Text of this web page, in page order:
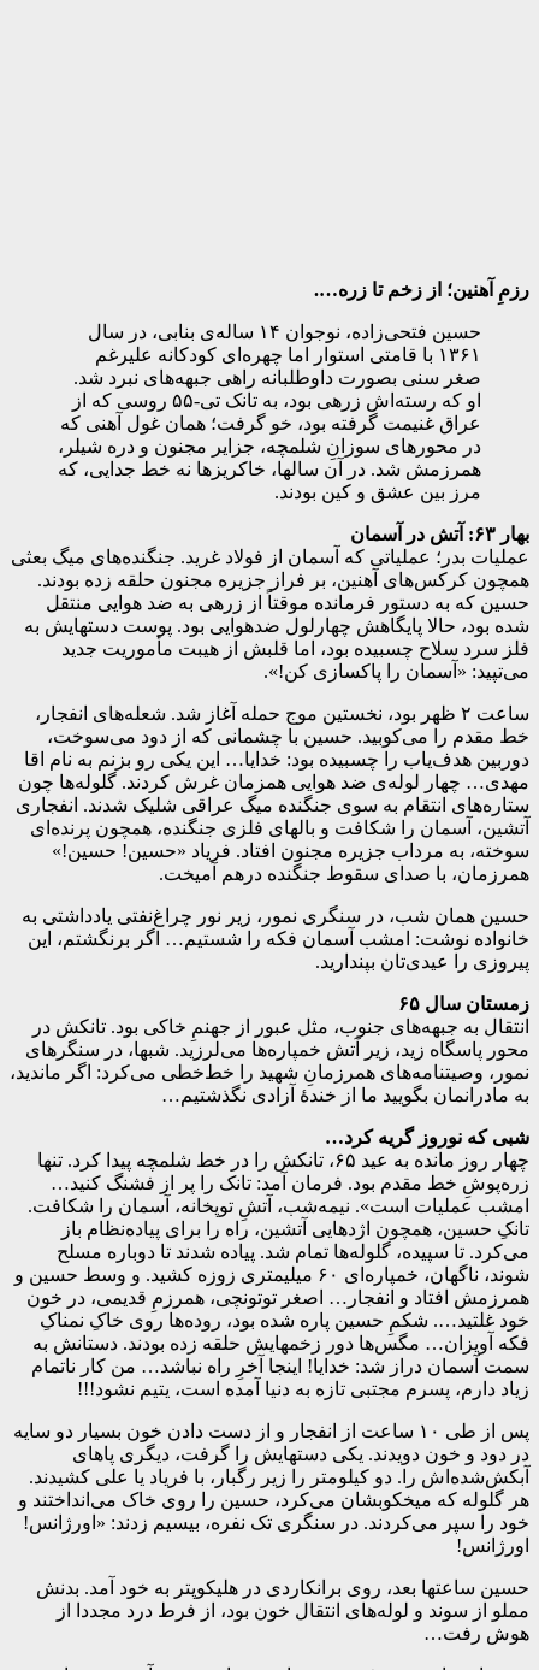
رزمِ آهنین؛ از زخم تا زره….
حسین فتحی‌زاده، نوجوان ۱۴ ساله‌ی بنابی، در سال
۱۳۶۱ با قامتی استوار اما چهره‌ای کودکانه علیرغم
صغر سنی بصورت داوطلبانه راهی جبهه‌های نبرد شد.
او که رسته‌اش زرهی بود، به تانک تی-۵۵ روسی که از
عراق غنیمت گرفته بود، خو گرفت؛ همان غول آهنی که
در محورهای سوزانِ شلمچه، جزایر مجنون و دره شیلر،
همرزمش شد. در آن سالها، خاکریزها نه خط جدایی، که
مرز بین عشق و کین بودند.
بهار ۶۳: آتش در آسمان
عملیات بدر؛ عملیاتی که آسمان از فولاد غرید. جنگنده‌های میگ بعثی
همچون کرکس‌های آهنین، بر فراز جزیره مجنون حلقه زده بودند.
حسین که به دستور فرمانده موقتاً از زرهی به ضد هوایی منتقل
شده بود، حالا پایگاهش چهارلول ضدهوایی بود. پوست دستهایش به
فلز سرد سلاح چسبیده بود، اما قلبش از هیبت مأموریت جدید
می‌تپید: «آسمان را پاکسازی کن!».
ساعت ۲ ظهر بود، نخستین موج حمله آغاز شد. شعله‌های انفجار،
خط مقدم را می‌کوبید. حسین با چشمانی که از دود می‌سوخت،
دوربین هدف‌یاب را چسبیده بود: خدایا… این یکی رو بزنم به نام اقا
مهدی… چهار لوله‌ی ضد هوایی همزمان غرش کردند. گلوله‌ها چون
ستاره‌های انتقام به سوی جنگنده میگ عراقی شلیک شدند. انفجاری
آتشین، آسمان را شکافت و بالهای فلزی جنگنده، همچون پرنده‌ای
سوخته، به مرداب جزیره مجنون افتاد. فریاد «حسین! حسین!»
همرزمان، با صدای سقوط جنگنده درهم آمیخت.
حسین همان شب، در سنگری نمور، زیر نور چراغ‌نفتی یادداشتی به
خانواده نوشت: امشب آسمان فکه را شستیم… اگر برنگشتم، این
پیروزی را عیدی‌تان بپندارید.
زمستان سال ۶۵
انتقال به جبهه‌های جنوب، مثل عبور از جهنمِ خاکی بود. تانکش در
محور پاسگاه زید، زیر آتش خمپاره‌ها می‌لرزید. شبها، در سنگرهای
نمور، وصیتنامه‌های همرزمانِ شهید را خط‌خطی می‌کرد: اگر ماندید،
به مادرانمان بگویید ما از خندهٔ آزادی نگذشتیم…
شبی که نوروز گریه کرد…
چهار روز مانده به عید ۶۵، تانکش را در خط شلمچه پیدا کرد. تنها
زره‌پوشِ خط مقدم بود. فرمان آمد: تانک را پر از فشنگ کنید…
امشب عملیات است». نیمه‌شب، آتشِ توپخانه، آسمان را شکافت.
تانکِ حسین، همچون اژدهایی آتشین، راه را برای پیاده‌نظام باز
می‌کرد. تا سپیده، گلوله‌ها تمام شد. پیاده شدند تا دوباره مسلح
شوند، ناگهان، خمپاره‌ای ۶۰ میلیمتری زوزه کشید. و وسط حسین و
همرزمش افتاد و انفجار… اصغر توتونچی، همرزمِ قدیمی، در خون
خود غلتید…. شکمِ حسین پاره شده بود، روده‌ها روی خاکِ نمناکِ
فکه آویزان… مگس‌ها دور زخمهایش حلقه زده بودند. دستانش به
سمت آسمان دراز شد: خدایا! اینجا آخرِ راه نباشد… من کار ناتمام
زیاد دارم، پسرم مجتبی تازه به دنیا آمده است، یتیم نشود!!!
پس از طی ۱۰ ساعت از انفجار و از دست دادن خون بسیار دو سایه
در دود و خون دویدند. یکی دستهایش را گرفت، دیگری پاهای
آبکش‌شده‌اش را. دو کیلومتر را زیر رگبار، با فریاد یا علی کشیدند.
هر گلوله که میخکوبشان می‌کرد، حسین را روی خاک می‌انداختند و
خود را سپر می‌کردند. در سنگری تک نفره، بیسیم زدند: «اورژانس!
اورژانس!
حسین ساعتها بعد، روی برانکاردی در هلیکوپتر به خود آمد. بدنش
مملو از سوند و لوله‌های انتقال خون بود، از فرط درد مجددا از
هوش رفت…